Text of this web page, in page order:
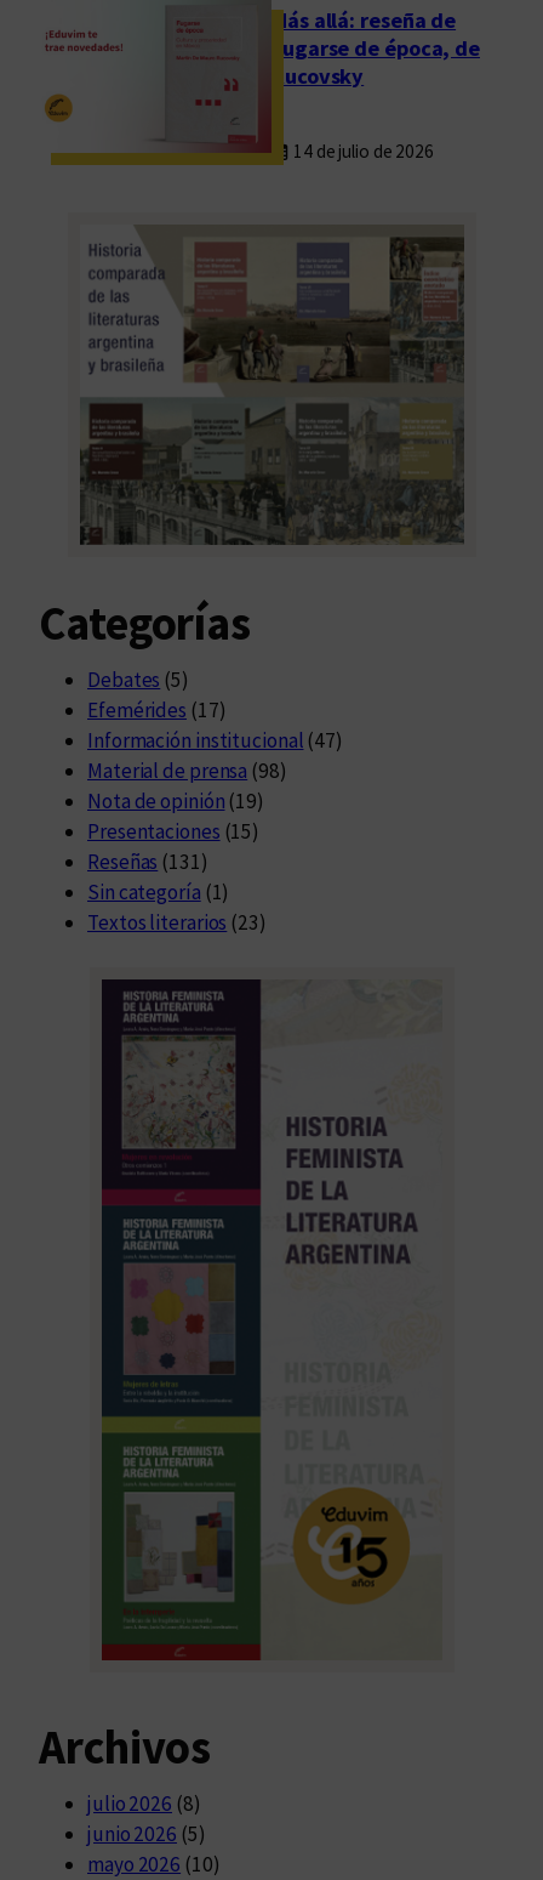
Más allá: reseña de
Fugarse de época, de
Rucovsky
14 de julio de 2026
Categorías
Debates (5)
Efemérides (17)
Información institucional (47)
Material de prensa (98)
Nota de opinión (19)
Presentaciones (15)
Reseñas (131)
Sin categoría (1)
Textos literarios (23)
Archivos
julio 2026 (8)
junio 2026 (5)
mayo 2026 (10)